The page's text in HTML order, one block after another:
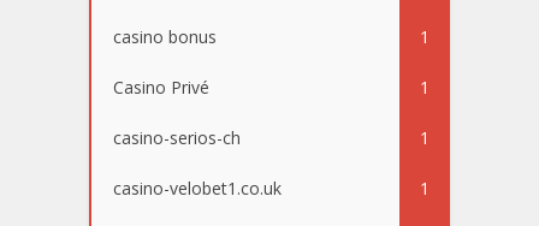
casino bonus 1
Casino Privé 1
casino-serios-ch 1
casino-velobet1.co.uk 1